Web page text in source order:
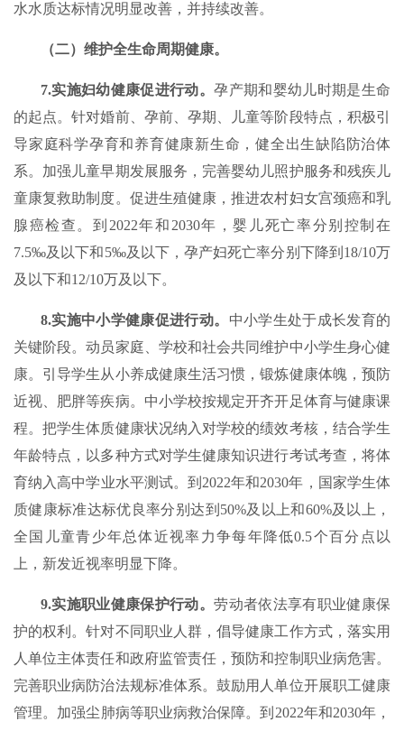
水水质达标情况明显改善，并持续改善。
（二）维护全生命周期健康。
7.实施妇幼健康促进行动。孕产期和婴幼儿时期是生命
的起点。针对婚前、孕前、孕期、儿童等阶段特点，积极引
导家庭科学孕育和养育健康新生命，健全出生缺陷防治体
系。加强儿童早期发展服务，完善婴幼儿照护服务和残疾儿
童康复救助制度。促进生殖健康，推进农村妇女宫颈癌和乳
腺癌检查。到2022年和2030年，婴儿死亡率分别控制在
7.5‰及以下和5‰及以下，孕产妇死亡率分别下降到18/10万
及以下和12/10万及以下。
8.实施中小学健康促进行动。 中小学生处于成长发育的
关键阶段。动员家庭、学校和社会共同维护中小学生身心健
康。引导学生从小养成健康生活习惯，锻炼健康体魄，预防
近视、肥胖等疾病。中小学校按规定开齐开足体育与健康课
程。把学生体质健康状况纳入对学校的绩效考核，结合学生
年龄特点，以多种方式对学生健康知识进行考试考查，将体
育纳入高中学业水平测试。到2022年和2030年，国家学生体
质健康标准达标优良率分别达到50%及以上和60%及以上，
全国儿童青少年总体近视率力争每年降低0.5个百分点以
上，新发近视率明显下降。
9.实施职业健康保护行动。劳动者依法享有职业健康保
护的权利。针对不同职业人群，倡导健康工作方式，落实用
人单位主体责任和政府监管责任，预防和控制职业病危害。
完善职业病防治法规标准体系。鼓励用人单位开展职工健康
管理。加强尘肺病等职业病救治保障。到2022年和2030年，